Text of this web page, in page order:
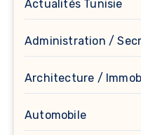
Actualités Tunisie
Administration /
Architecture /
Automobile